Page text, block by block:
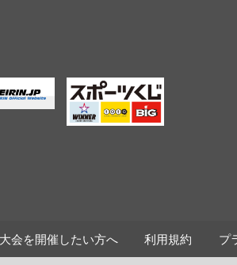
大会を開催したい方へ 利用規約 プ